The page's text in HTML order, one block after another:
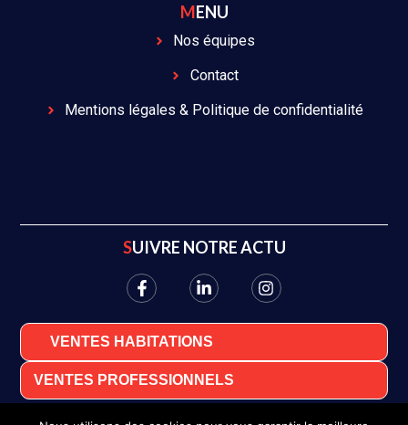
MENU
Nos équipes
Contact
Mentions légales & Politique de confidentialité
SUIVRE NOTRE ACTU
VENTES HABITATIONS
VENTES PROFESSIONNELS